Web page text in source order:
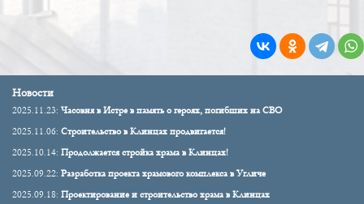
Новости
2025.11.23: Часовня в Истре в память о героях, погибших на СВО
2025.11.06: Строительство в Клинцах продвигается!
2025.10.14: Продолжается стройка храма в Клинцах!
2025.09.22: Разработка проекта храмового комплекса в Угличе
2025.09.18: Проектирование и строительство храма в Клинцах